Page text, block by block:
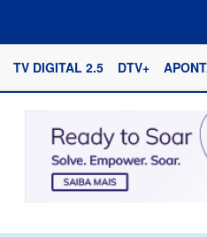
TV DIGITAL 2.5 DTV+